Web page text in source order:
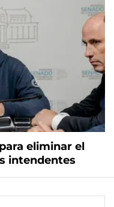
eliminar el
intendentes